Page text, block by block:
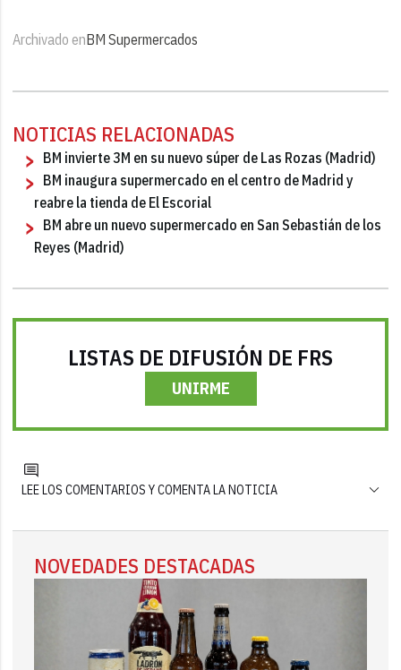
Archivado enBM Supermercados
NOTICIAS RELACIONADAS
BM invierte 3M en su nuevo súper de Las Rozas (Madrid)
BM inaugura supermercado en el centro de Madrid y
reabre la tienda de El Escorial
BM abre un nuevo supermercado en San Sebastián de los
Reyes (Madrid)
LISTAS DE DIFUSIÓN DE FRS
UNIRME
LEE LOS COMENTARIOS Y COMENTA LA NOTICIA
NOVEDADES DESTACADAS